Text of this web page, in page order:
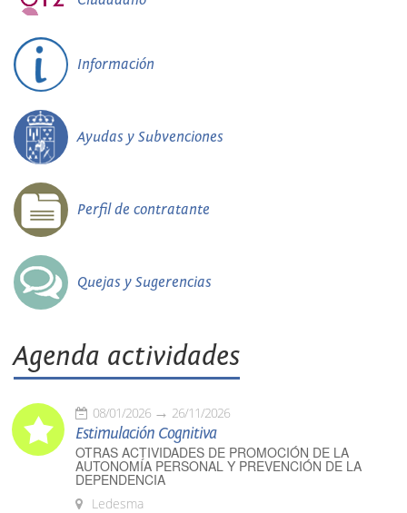
Información
Ayudas y Subvenciones
Perfil de contratante
Quejas y Sugerencias
Agenda actividades
08/01/2026 26/11/2026
Estimulación Cognitiva
OTRAS ACTIVIDADES DE PROMOCIÓN DE LA
AUTONOMÍA PERSONAL Y PREVENCIÓN DE LA
DEPENDENCIA
Ledesma